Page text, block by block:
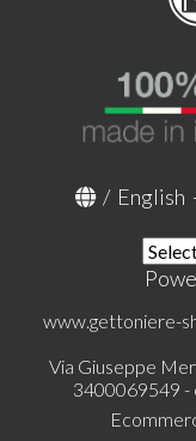
/ English
www.gettoniere-
Via Giuseppe
3400069549 -